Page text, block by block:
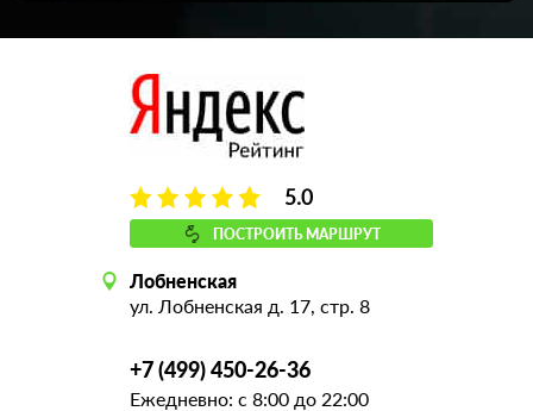
5.0
ПОСТРОИТЬ МАРШРУТ
Лобненская
ул. Лобненская д. 17, стр. 8
+7 (499) 450-26-36
Ежедневно: с 8:00 до 22:00